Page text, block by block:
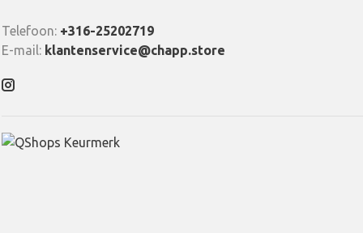
Telefoon: +316-25202719
E-mail: klantenservice@chapp.store